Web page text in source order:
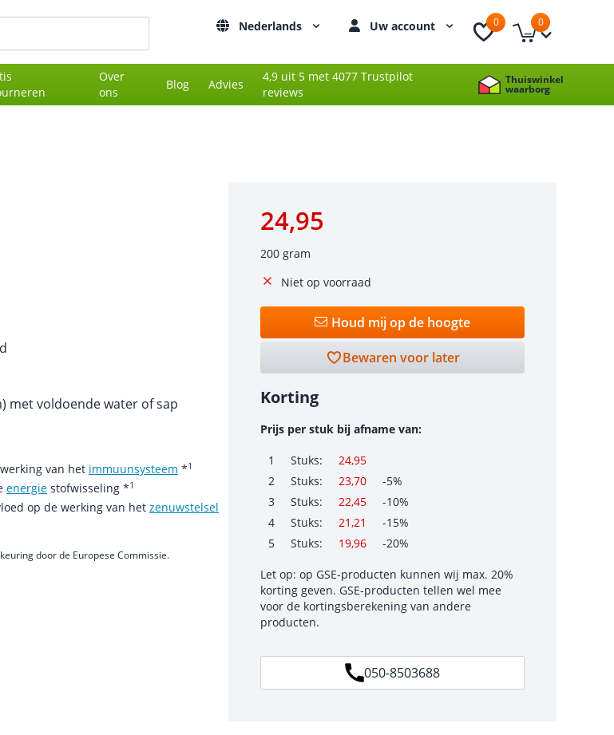
Nederlands Uw account 0 0
Over
ons
Blog Advies
4,9 uit 5 met 4077 Trustpilot
reviews
Thuiswinkel
waarborg
met voldoende water of sap
van het immuunsysteem *1
energie stofwisseling *1
op de werking van het zenuwstelsel
door de Europese Commissie.
24,95
200 gram
Niet op voorraad
Houd mij op de hoogte
Bewaren voor later
Korting
Prijs per stuk bij afname van:
1 Stuks:
24,95
2
Stuks: 23,70
-5%
3
Stuks: 22,45
-10%
4
Stuks: 21,21
-15%
5
Stuks: 19,96 -20%
Let op: op GSE-producten kunnen wij max. 20%
korting geven. GSE-producten tellen wel mee
voor de kortingsberekening van andere
producten.
050-8503688